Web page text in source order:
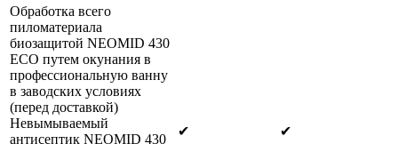
Обработка всего
пиломатериала
биозащитой NEOMID 430
ECO путем окунания в
профессиональную ванну
в заводских условиях
(перед доставкой)
Невымываемый
антисептик NEOMID 430
✔ ✔